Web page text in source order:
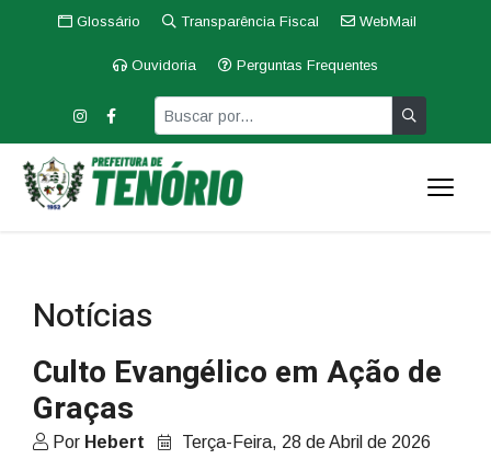
Glossário Transparência Fiscal WebMail
Ouvidoria Perguntas Frequentes
Notícias
Culto Evangélico em Ação de
Graças
Por Hebert Terça-Feira, 28 de Abril de 2026